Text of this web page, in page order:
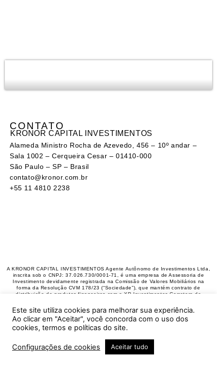
CONTATO
KRONOR CAPITAL INVESTIMENTOS
Alameda Ministro Rocha de Azevedo, 456 – 10º andar –
Sala 1002 – Cerqueira Cesar – 01410-000
São Paulo – SP – Brasil
contato@kronor.com.br
+55 11 4810 2238
A KRONOR CAPITAL INVESTIMENTOS Agente Autônomo de Investimentos Ltda,
inscrita sob o CNPJ: 37.026.730/0001-71, é uma empresa de Assessoria de
Investimento devidamente registrada na Comissão de Valores Mobiliários na
forma da Resolução CVM 178/23 (“Sociedade”), que mantém contrato de
distribuição de produtos financeiros com a XP Investimentos Corretora de
seus clientes, operar no mercado de capitais segundo a legislação vigente. Na
forma da legislação da CVM, o Assessor de Investimento não pode administrar ou
gerir o patrimônio de investidores. O investimento em ações é um investimento de
risco e rentabilidade passada não é garantia de rentabilidade futura. Na
realização de operações com derivativos existe a possibilidade de perdas
patrimoniais A Sociedade poderá exercer atividades complementares relacionadas
aos mercados financeiro, securitário, de previdência e capitalização, desde que
Este site utiliza cookies para melhorar sua experiência.
Ao clicar em "Aceitar", você concorda com o uso dos
cookies, termos e políticas do site.
Configurações de cookies Aceitar tudo